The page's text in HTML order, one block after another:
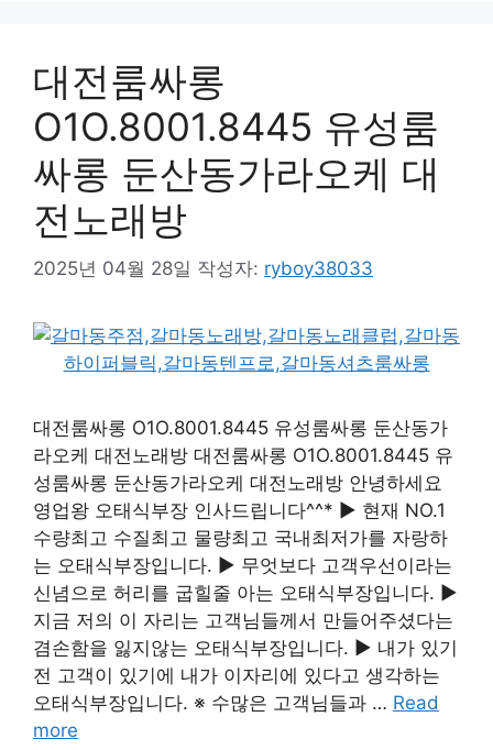
대전룸싸롱
O1O.8001.8445 유성룸
싸롱 둔산동가라오케 대
전노래방
2025년 04월 28일 작성자: ryboy38033
대전룸싸롱 O1O.8001.8445 유성룸싸롱 둔산동가
라오케 대전노래방 대전룸싸롱 O1O.8001.8445 유
성룸싸롱 둔산동가라오케 대전노래방 안녕하세요
영업왕 오태식부장 인사드립니다^^* ▶ 현재 NO.1
수량최고 수질최고 물량최고 국내최저가를 자랑하
는 오태식부장입니다. ▶ 무엇보다 고객우선이라는
신념으로 허리를 굽힐줄 아는 오태식부장입니다. ▶
지금 저의 이 자리는 고객님들께서 만들어주셨다는
겸손함을 잃지않는 오태식부장입니다. ▶ 내가 있기
전 고객이 있기에 내가 이자리에 있다고 생각하는
오태식부장입니다. ※ 수많은 고객님들과 … Read
more